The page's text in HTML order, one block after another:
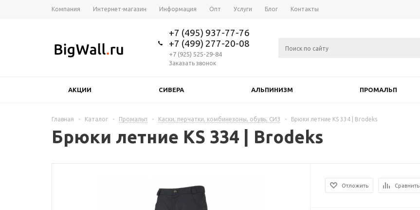
Компания Интернет-магазин Информация Опт Услуги Блог Контакты
+7 (495) 937-77-76
+7 (499) 277-20-08
+7 (925) 525-29-84
Заказать звонок
АКЦИИ СИВЕРА АЛЬПИНИЗМ ПРОМАЛЬП
Главная - Каталог - Промальп - Каски, перчатки, комбинезоны, обувь, СИЗ - Брюки летние KS 334 | Brodeks
Брюки летние KS 334 | Brodeks
Отложить Сравнить